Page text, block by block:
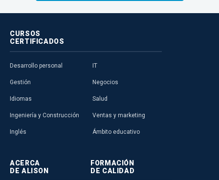
CURSOS
CERTIFICADOS
Desarrollo personal
Gestión
Idiomas
Ingeniería y Construcción
Inglés
IT
Negocios
Salud
Ventas y marketing
Ámbito educativo
ACERCA
DE ALISON
FORMACIÓN
DE CALIDAD